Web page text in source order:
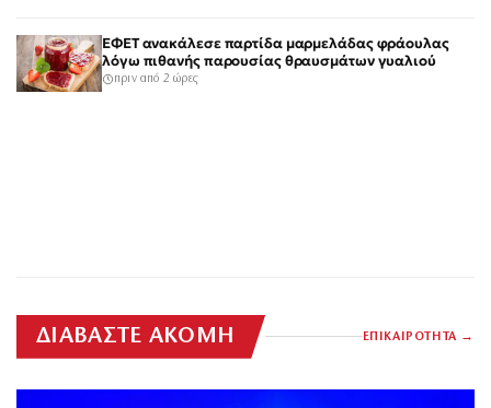
ΕΦΕΤ ανακάλεσε παρτίδα μαρμελάδας φράουλας
λόγω πιθανής παρουσίας θραυσμάτων γυαλιού
πριν από 2 ώρες
ΔΙΑΒΑΣΤΕ ΑΚΟΜΗ ΕΠΙΚΑΙΡΟΤΗΤΑ